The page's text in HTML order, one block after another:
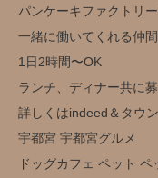
パンケーキファクトリー
一緒に働いてくれる仲
1日2時間〜OK
ランチ、ディナー共に
詳しくはindeed＆タウ
宇都宮 宇都宮グルメ
ドッグカフェ ペット ペ